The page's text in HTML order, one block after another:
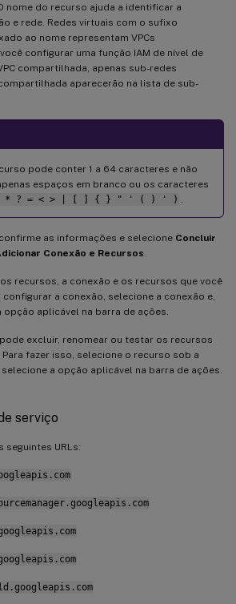
O nome do recurso ajuda a identificar a
e rede. Redes virtuais com o sufixo
ao nome representam VPCs
configurar uma função IAM de nível de
compartilhada, apenas sub-redes
aparecerão na lista de sub-
pode conter 1 a 64 caracteres e não
espaços em branco ou os caracteres
? = < > | [ ] { } " ' ( ) ' )
, confirme as informações e selecione Concluir
Conexão e Recursos
recursos, a conexão e os recursos que você
a conexão, selecione a conexão e,
opção aplicável na barra de ações.
excluir, renomear ou testar os recursos
fazer isso, selecione o recurso sob a
a opção aplicável na barra de ações.
serviço
seguintes URLs: